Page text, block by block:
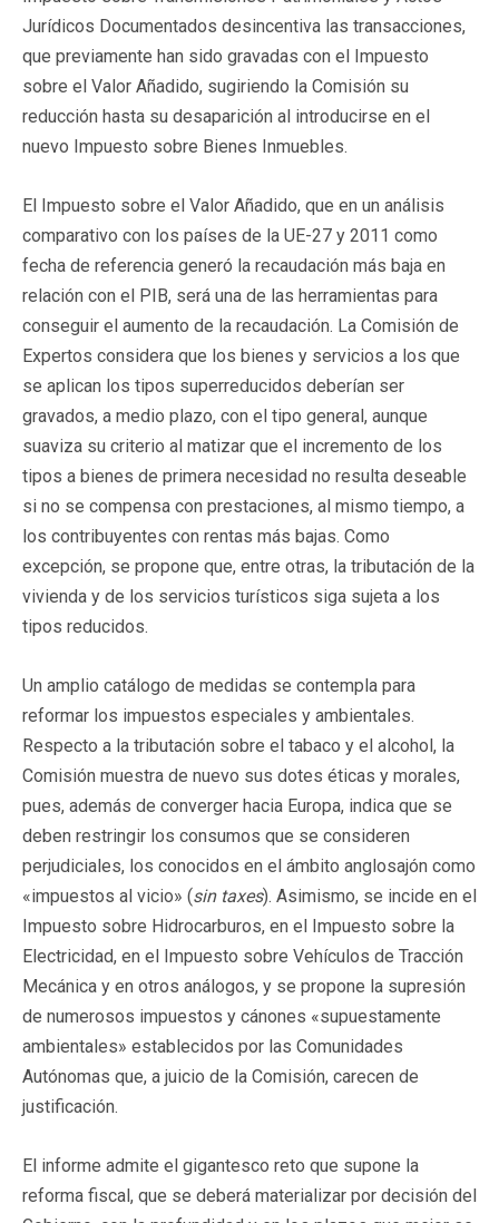
Jurídicos Documentados desincentiva las transacciones,
que previamente han sido gravadas con el Impuesto
sobre el Valor Añadido, sugiriendo la Comisión su
reducción hasta su desaparición al introducirse en el
nuevo Impuesto sobre Bienes Inmuebles.
El Impuesto sobre el Valor Añadido, que en un análisis
comparativo con los países de la UE-27 y 2011 como
fecha de referencia generó la recaudación más baja en
relación con el PIB, será una de las herramientas para
conseguir el aumento de la recaudación. La Comisión de
Expertos considera que los bienes y servicios a los que
se aplican los tipos superreducidos deberían ser
gravados, a medio plazo, con el tipo general, aunque
suaviza su criterio al matizar que el incremento de los
tipos a bienes de primera necesidad no resulta deseable
si no se compensa con prestaciones, al mismo tiempo, a
los contribuyentes con rentas más bajas. Como
excepción, se propone que, entre otras, la tributación de la
vivienda y de los servicios turísticos siga sujeta a los
tipos reducidos.
Un amplio catálogo de medidas se contempla para
reformar los impuestos especiales y ambientales.
Respecto a la tributación sobre el tabaco y el alcohol, la
Comisión muestra de nuevo sus dotes éticas y morales,
pues, además de converger hacia Europa, indica que se
deben restringir los consumos que se consideren
perjudiciales, los conocidos en el ámbito anglosajón como
«impuestos al vicio» (sin taxes). Asimismo, se incide en el
Impuesto sobre Hidrocarburos, en el Impuesto sobre la
Electricidad, en el Impuesto sobre Vehículos de Tracción
Mecánica y en otros análogos, y se propone la supresión
de numerosos impuestos y cánones «supuestamente
ambientales» establecidos por las Comunidades
Autónomas que, a juicio de la Comisión, carecen de
justificación.
El informe admite el gigantesco reto que supone la
reforma fiscal, que se deberá materializar por decisión del